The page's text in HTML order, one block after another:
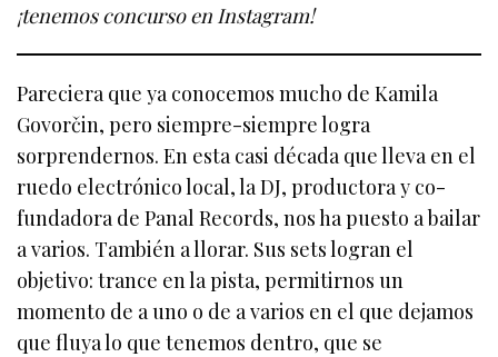
¡tenemos concurso en Instagram!
Pareciera que ya conocemos mucho de Kamila
Govorčin, pero siempre-siempre logra
sorprendernos. En esta casi década que lleva en el
ruedo electrónico local, la DJ, productora y co-
fundadora de Panal Records, nos ha puesto a bailar
a varios. También a llorar. Sus sets logran el
objetivo: trance en la pista, permitirnos un
momento de a uno o de a varios en el que dejamos
que fluya lo que tenemos dentro, que se